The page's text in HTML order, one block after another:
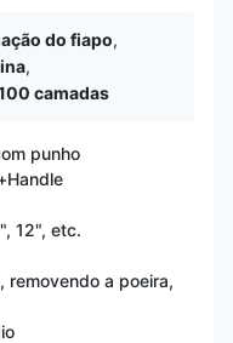
do fiapo,
,
camadas
punho
12", etc.
removendo a poeira,